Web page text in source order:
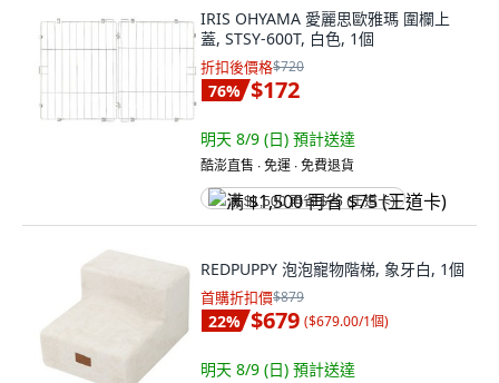
IRIS OHYAMA 愛麗思歐雅瑪 圍欄上
蓋, STSY-600T, 白色, 1個
折扣後價格$720
76% $172
明天 8/9 (日) 預計送達
酷澎直售 ∙ 免運 ∙ 免費退貨
满 $1,500 再省 $75 (王道卡)
REDPUPPY 泡泡寵物階梯, 象牙白, 1個
首購折扣價$879
22% $679 ($679.00/1個)
明天 8/9 (日) 預計送達